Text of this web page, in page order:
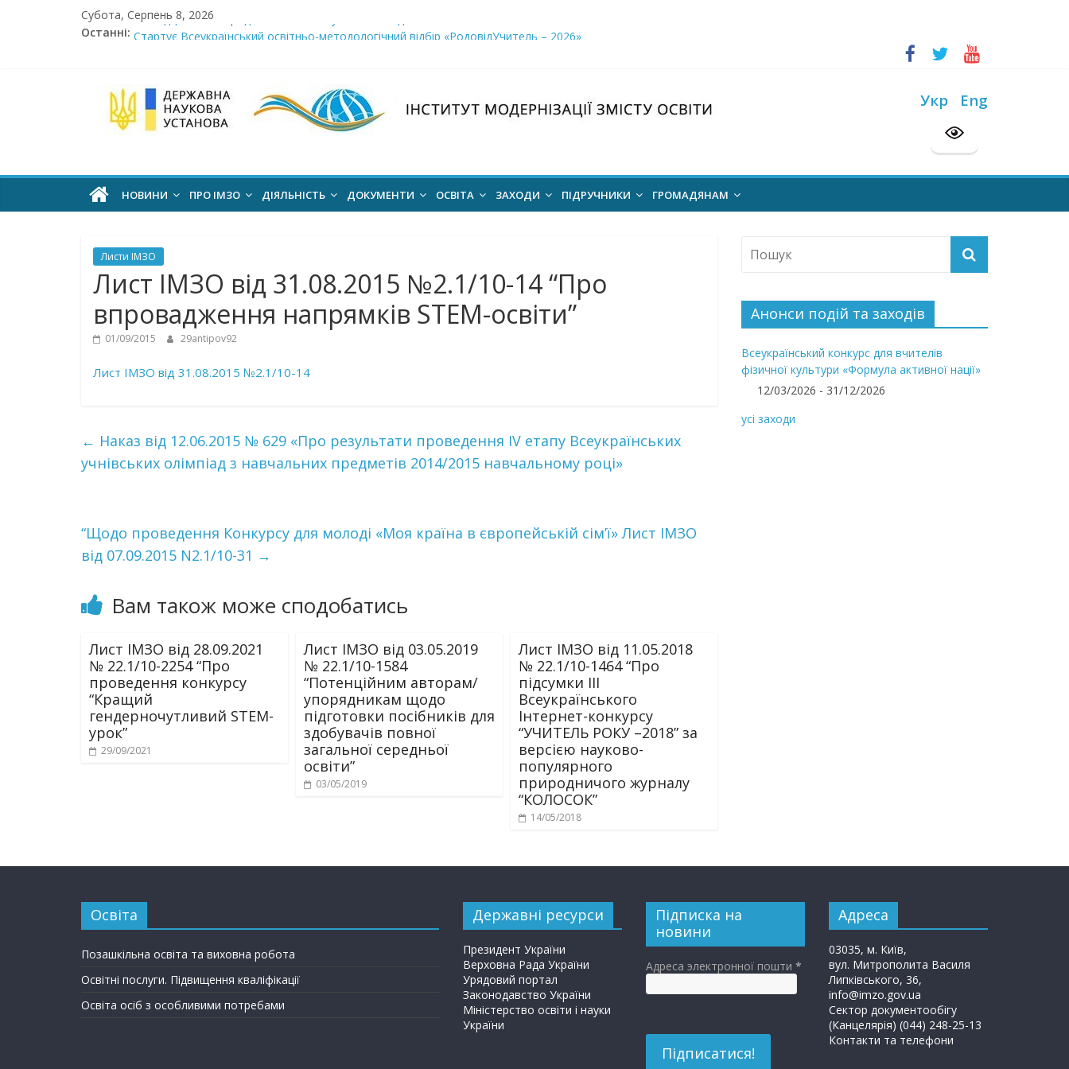
Субота, Серпень 8, 2026
Останні:
Сімнадцята міжнародна виставка «Сучасні заклади освіти»
Стартує Всеукраїнський освітньо-методологічний відбір «РодовідУчитель – 2026»
Розпочато прийом документів на конкурс для здобуття академічних стипендій імені Героїв Небесної Сотні на 2026/2027 н. р.
Інститут
модернізації
змісту
освіти
офіційний
веб-
сайт
Укр Eng
НОВИНИ ПРО ІМЗО ДІЯЛЬНІСТЬ ДОКУМЕНТИ ОСВІТА ЗАХОДИ ПІДРУЧНИКИ ГРОМАДЯНАМ
Листи ІМЗО
Лист ІМЗО від 31.08.2015 №2.1/10-14 “Про
впровадження напрямків STEM-освіти”
01/09/2015 29antipov92
Лист ІМЗО від 31.08.2015 №2.1/10-14
← Наказ від 12.06.2015 № 629 «Про результати проведення IV етапу Всеукраїнських
учнівських олімпіад з навчальних предметів 2014/2015 навчальному році»
“Щодо проведення Конкурсу для молоді «Моя країна в європейській сім’ї» Лист ІМЗО
від 07.09.2015 N2.1/10-31 →
Вам також може сподобатись
Лист ІМЗО від 28.09.2021
№ 22.1/10-2254 “Про
проведення конкурсу
“Кращий
гендерночутливий STEM-
урок”
29/09/2021
Лист ІМЗО від 03.05.2019
№ 22.1/10-1584
“Потенційним авторам/
упорядникам щодо
підготовки посібників для
здобувачів повної
загальної середньої
освіти”
03/05/2019
Лист ІМЗО від 11.05.2018
№ 22.1/10-1464 “Про
підсумки IІІ
Всеукраїнського
Інтернет-конкурсу
“УЧИТЕЛЬ РОКУ –2018” за
версією науково-
популярного
природничого журналу
“КОЛОСОК”
14/05/2018
Анонси подій та заходів
Всеукраїнський конкурс для вчителів
фізичної культури «Формула активної нації»
12/03/2026 - 31/12/2026
усі заходи
Освіта
Позашкільна освіта та виховна робота
Освітні послуги. Підвищення кваліфікації
Освіта осіб з особливими потребами
Державні ресурси
Президент України
Верховна Рада України
Урядовий портал
Законодавство України
Міністерство освіти і науки
України
Підписка на
новини
Адреса электронної пошти *
Адреса
03035, м. Київ,
вул. Митрополита Василя
Липківського, 36,
info@imzo.gov.ua
Сектор документообігу
(Канцелярія) (044) 248-25-13
Контакти та телефони